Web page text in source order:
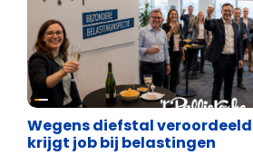
Satire
Wegens diefstal
krijgt job bij belastingen